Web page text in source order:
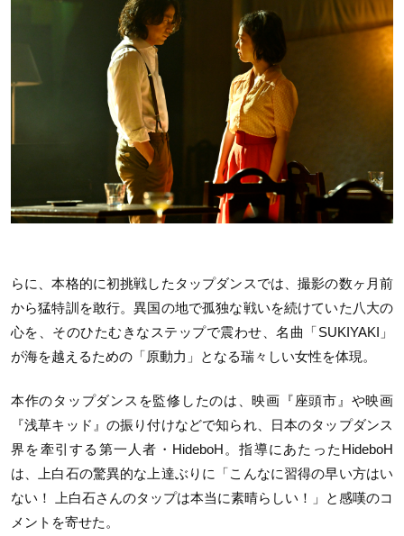
らに、本格的に初挑戦したタップダンスでは、撮影の数ヶ月前
から猛特訓を敢行。異国の地で孤独な戦いを続けていた八大の
心を、そのひたむきなステップで震わせ、名曲「SUKIYAKI」
が海を越えるための「原動力」となる瑞々しい女性を体現。
本作のタップダンスを監修したのは、映画『座頭市』や映画
『浅草キッド』の振り付けなどで知られ、日本のタップダンス
界を牽引する第一人者・HideboH。指導にあたったHideboH
は、上白石の驚異的な上達ぶりに「こんなに習得の早い方はい
ない！ 上白石さんのタップは本当に素晴らしい！」と感嘆のコ
メントを寄せた。